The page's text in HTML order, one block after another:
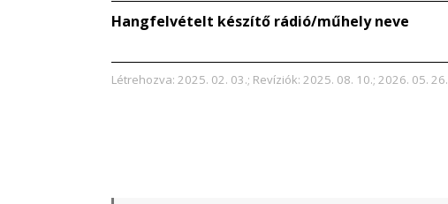
Hangfelvételt készítő rádió/műhely neve
Létrehozva: 2025. 02. 03.; Revíziók: 2025. 08. 10.; 2026. 05. 26.